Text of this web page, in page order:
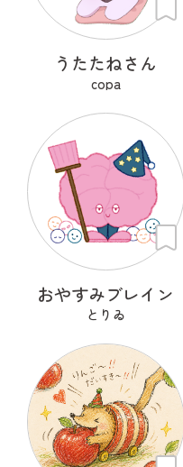
うたたねさん
copa
おやすみブレイン
とりゐ